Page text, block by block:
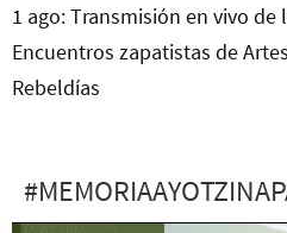
1 ago: Transmisión en vivo
Encuentros zapatistas de
Rebeldías